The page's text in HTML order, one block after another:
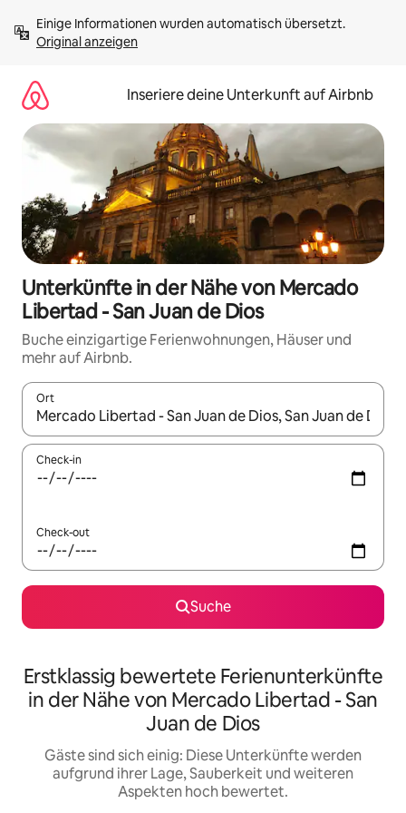
Inhalten
springenOriginal anzeigen
Inseriere deine Unterkunft auf Airbnb
Unterkünfte in der Nähe von Mercado
Libertad - San Juan de Dios
Buche einzigartige Ferienwohnungen, Häuser und
mehr auf Airbnb.
Ort
Wenn Ergebnisse verfügbar sind, navigiere mit den
Check-in
Check-out
Suche
Erstklassig bewertete Ferienunterkünfte
in der Nähe von Mercado Libertad - San
Juan de Dios
Gäste sind sich einig: Diese Unterkünfte werden
aufgrund ihrer Lage, Sauberkeit und weiteren
Aspekten hoch bewertet.